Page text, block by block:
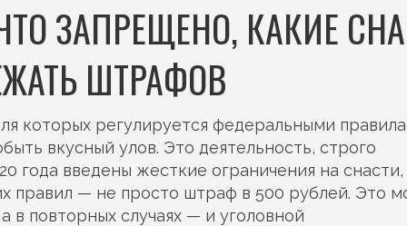
ЗАПРЕЩЕНО, КАКИЕ
ШТРАФОВ
которых регулируется федеральными
вкусный улов. Это деятельность, строго
года введены жесткие ограничения на снасти,
правил — не просто штраф в 500 рублей. Это
в повторных случаях — и уголовной